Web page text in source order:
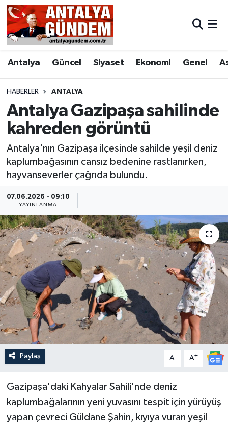
Antalya Güncel Siyaset Ekonomi Genel
HABERLER ANTALYA
Antalya Gazipaşa sahilinde
kahreden görüntü
Antalya'nın Gazipaşa ilçesinde sahilde yeşil deniz
kaplumbağasının cansız bedenine rastlanırken,
hayvanseverler çağrıda bulundu.
07.06.2026 - 09:10
YAYINLANMA
Paylaş A- A+
Gazipaşa'daki Kahyalar Sahili'nde deniz
kaplumbağalarının yeni yuvasını tespit için yürüyüş
yapan çevreci Güldane Şahin, kıyıya vuran yeşil
Antalya
Asayiş
Bilim & Teknoloji
Bölge
EĞİTİM
Ekonomi
Genel
Görüntülü Haber
Güncel
Kültür & Sanat
Magazin
Resmi İlan
Sağlık & Yaşam
Spor
Antalya Nöbetçi Eczaneler
Antalya Hava Durumu
Antalya Namaz Vakitleri
Antalya Trafik Yoğunluk Haritası
Süper Lig Puan Durumu ve Fikstür
Tüm Manşetler
Son Dakika Haberleri
Haber Arşivi